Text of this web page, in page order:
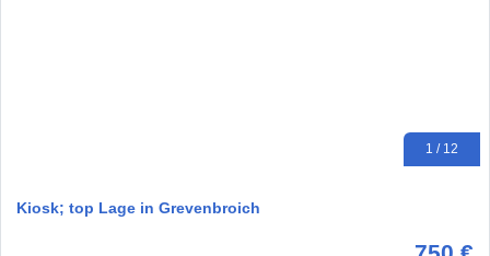
1 / 12
Kiosk; top Lage in Grevenbroich